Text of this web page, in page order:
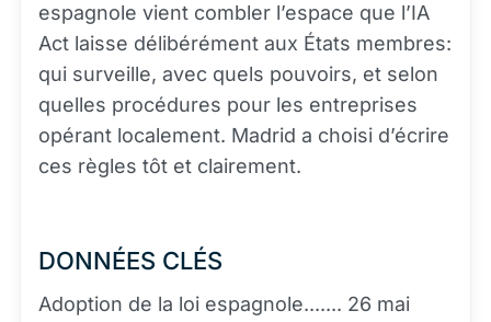
espagnole vient combler l’espace que l’IA
Act laisse délibérément aux États membres:
qui surveille, avec quels pouvoirs, et selon
quelles procédures pour les entreprises
opérant localement. Madrid a choisi d’écrire
ces règles tôt et clairement.
DONNÉES CLÉS
Adoption de la loi espagnole....... 26 mai